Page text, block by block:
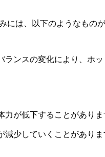
には、以下のようなもの
ランスの変化により、ホ
力が低下することがあり
減少していくことがありま